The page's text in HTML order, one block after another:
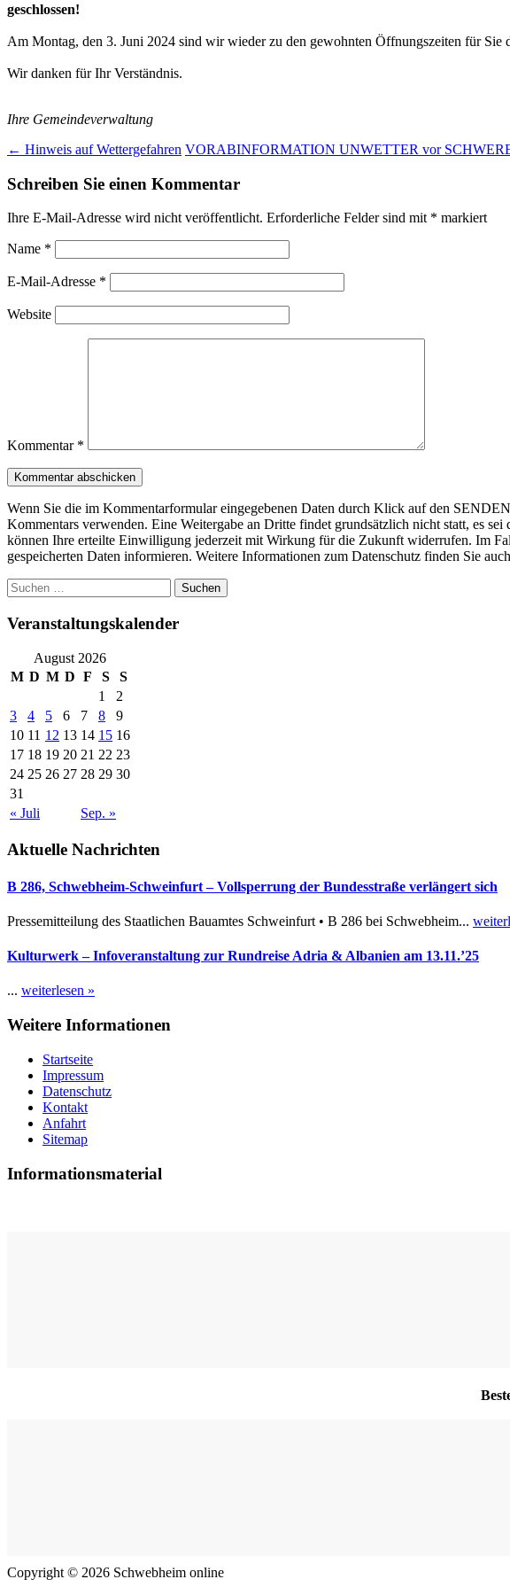
geschlossen!
Am Montag, den 3. Juni 2024 sind wir wieder zu den gewohnten Öffnungszeiten für Sie
Wir danken für Ihr Verständnis.
Ihre Gemeindeverwaltung
Post
navigation
← Hinweis auf Wettergefahren VORABINFORMATION UNWETTER vor
Schreiben Sie einen Kommentar
Ihre E-Mail-Adresse wird nicht veröffentlicht. Erforderliche Felder sind mit * markiert
Name *
E-Mail-Adresse *
Website
Kommentar *
Wenn Sie die im Kommentarformular eingegebenen Daten durch Klick auf den
Kommentars verwenden. Eine Weitergabe an Dritte findet grundsätzlich nicht statt, es
können Ihre erteilte Einwilligung jederzeit mit Wirkung für die Zukunft widerrufen. Im
gespeicherten Daten informieren. Weitere Informationen zum Datenschutz finden Sie
Suchen
nach:
Veranstaltungskalender
August 2026
M D M D F S
S
1
2
3
4 5 6 7 8
9
10 11 12 13 14 15 16
17 18 19 20 21 22 23
24 25 26 27 28 29 30
31
« Juli
Sep. »
Aktuelle Nachrichten
B 286, Schwebheim-Schweinfurt – Vollsperrung der Bundesstraße verlängert sich
Pressemitteilung des Staatlichen Bauamtes Schweinfurt • B 286 bei Schwebheim...
Kulturwerk – Infoveranstaltung zur Rundreise Adria & Albanien am 13.11.’25
... weiterlesen »
Weitere Informationen
Startseite
Impressum
Datenschutz
Kontakt
Anfahrt
Sitemap
Informationsmaterial
Copyright © 2026 Schwebheim online